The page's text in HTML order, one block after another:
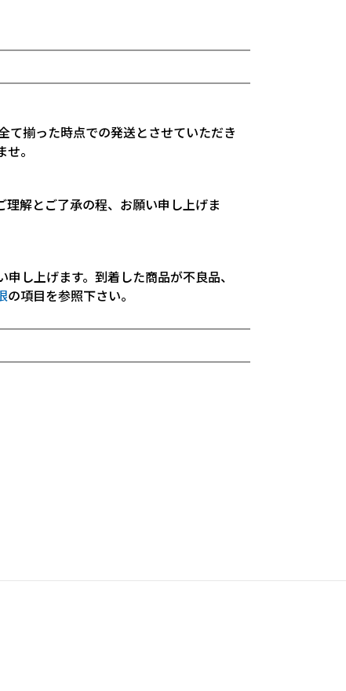
て揃った時点での発送とさせていただき
。
解とご了承の程、お願い申し上げま
し上げます。到着した商品が不良品、
の項目を参照下さい。